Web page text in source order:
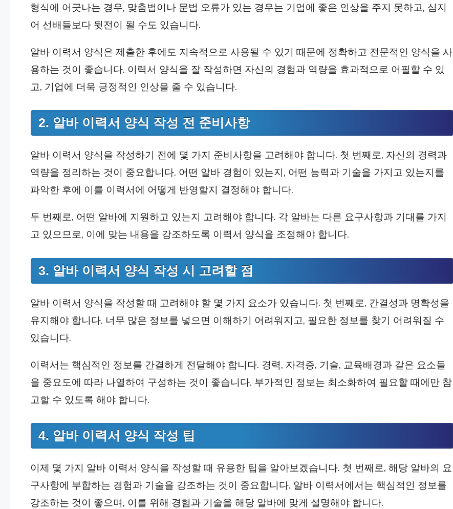
형식에 어긋나는 경우, 맞춤법이나 문법 오류가 있는 경우는 기업에 좋은 인상을 주지 못하고, 심지
어 선배들보다 뒷전이 될 수도 있습니다.
알바 이력서 양식은 제출한 후에도 지속적으로 사용될 수 있기 때문에 정확하고 전문적인 양식을 사
용하는 것이 좋습니다. 이력서 양식을 잘 작성하면 자신의 경험과 역량을 효과적으로 어필할 수 있
고, 기업에 더욱 긍정적인 인상을 줄 수 있습니다.
2. 알바 이력서 양식 작성 전 준비사항
알바 이력서 양식을 작성하기 전에 몇 가지 준비사항을 고려해야 합니다. 첫 번째로, 자신의 경력과
역량을 정리하는 것이 중요합니다. 어떤 알바 경험이 있는지, 어떤 능력과 기술을 가지고 있는지를
파악한 후에 이를 이력서에 어떻게 반영할지 결정해야 합니다.
두 번째로, 어떤 알바에 지원하고 있는지 고려해야 합니다. 각 알바는 다른 요구사항과 기대를 가지
고 있으므로, 이에 맞는 내용을 강조하도록 이력서 양식을 조정해야 합니다.
3. 알바 이력서 양식 작성 시 고려할 점
알바 이력서 양식을 작성할 때 고려해야 할 몇 가지 요소가 있습니다. 첫 번째로, 간결성과 명확성을
유지해야 합니다. 너무 많은 정보를 넣으면 이해하기 어려워지고, 필요한 정보를 찾기 어려워질 수
있습니다.
이력서는 핵심적인 정보를 간결하게 전달해야 합니다. 경력, 자격증, 기술, 교육배경과 같은 요소들
을 중요도에 따라 나열하여 구성하는 것이 좋습니다. 부가적인 정보는 최소화하여 필요할 때에만 참
고할 수 있도록 해야 합니다.
4. 알바 이력서 양식 작성 팁
이제 몇 가지 알바 이력서 양식을 작성할 때 유용한 팁을 알아보겠습니다. 첫 번째로, 해당 알바의 요
구사항에 부합하는 경험과 기술을 강조하는 것이 중요합니다. 알바 이력서에서는 핵심적인 정보를
강조하는 것이 좋으며, 이를 위해 경험과 기술을 해당 알바에 맞게 설명해야 합니다.